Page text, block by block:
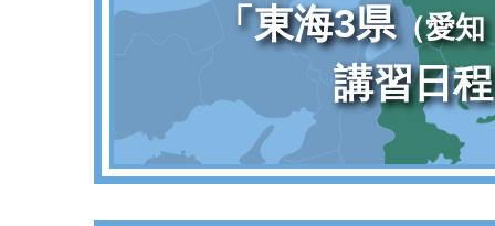
「東海3県（愛知
講習日